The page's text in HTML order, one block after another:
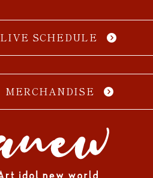
LIVE SCHEDULE
MERCHANDISE